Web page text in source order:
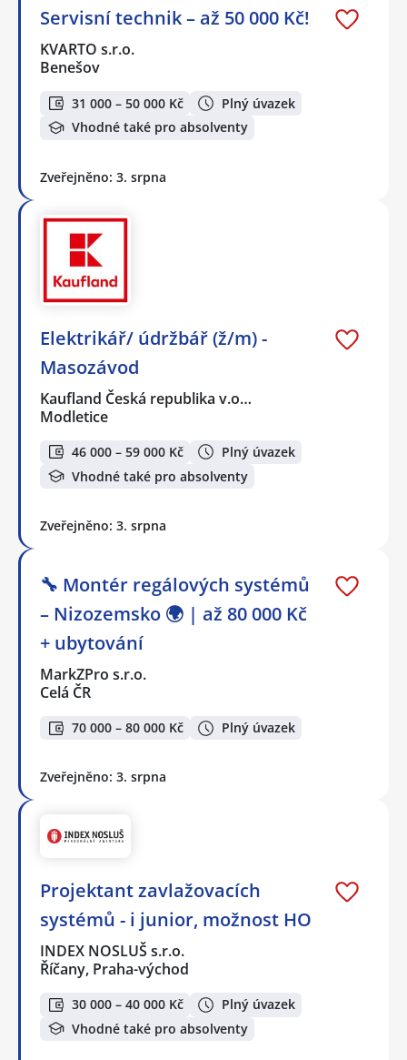
Servisní technik – až 50 000 Kč!
KVARTO s.r.o.
Benešov
31 000 – 50 000 Kč
Plný úvazek
Vhodné také pro absolventy
Zveřejněno: 3. srpna
Elektrikář/ údržbář (ž/m) -
Masozávod
Kaufland Česká republika v.o…
Modletice
46 000 – 59 000 Kč
Plný úvazek
Vhodné také pro absolventy
Zveřejněno: 3. srpna
🔧 Montér regálových systémů
– Nizozemsko 🌍 | až 80 000 Kč
+ ubytování
MarkZPro s.r.o.
Celá ČR
70 000 – 80 000 Kč Plný úvazek
Zveřejněno: 3. srpna
Projektant zavlažovacích
systémů - i junior, možnost HO
INDEX NOSLUŠ s.r.o.
Říčany, Praha-východ
30 000 – 40 000 Kč
Plný úvazek
Vhodné také pro absolventy